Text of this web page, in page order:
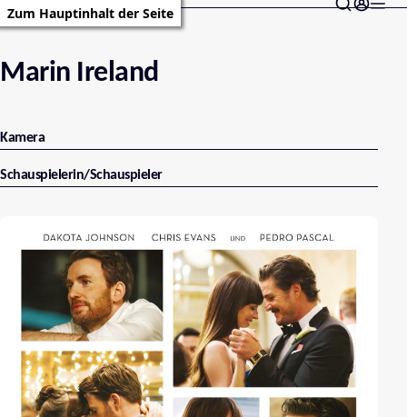
Zum Hauptinhalt der Seite
Marin Ireland
Kamera
Schauspielerin/Schauspieler